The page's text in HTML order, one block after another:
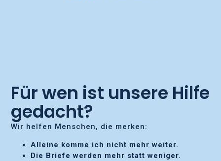
Für wen ist unsere Hilfe
gedacht?
Wir helfen Menschen, die merken:
Alleine komme ich nicht mehr weiter.
Die Briefe werden mehr statt weniger.